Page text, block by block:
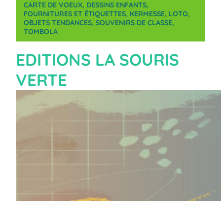
CARTE DE VOEUX, DESSINS ENFANTS
FOURNITURES ET ÉTIQUETTES, KERMESSE, LOTO
OBJETS TENDANCES, SOUVENIRS DE CLASSE
TOMBOLA
EDITIONS LA SOURIS
VERTE